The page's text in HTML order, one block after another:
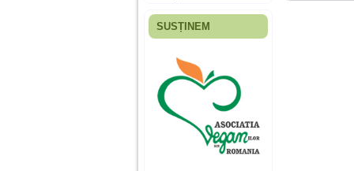
Fiica mea s-a nascut
ani, privind in urma
realizez cat de multe
greseli am facut in
educatia si cresterea
ei, am fost o mama
egoista, preocupata
de implinirea
profesionala, cand ea
era mica am neglijat-
SUSȚINEM